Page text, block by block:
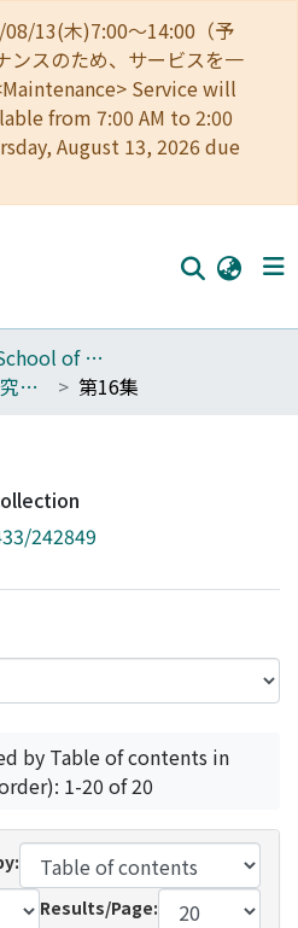
08/13(木)7:00～14:00（予
ンスのため、サービスを一
Service will
from 7:00 AM to 2:00
August 13, 2026 due
090_Graduate School of Engineering
京都大学大学院工学研究科技術部報告集
第16集
242849
by Table of contents in
1-20 of 20
Results/Page: